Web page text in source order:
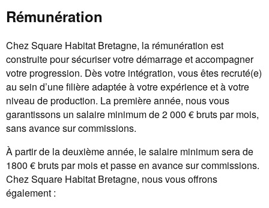
Rémunération
Chez Square Habitat Bretagne, la rémunération est
construite pour sécuriser votre démarrage et accompagner
votre progression. Dès votre intégration, vous êtes recruté(e)
au sein d’une filière adaptée à votre expérience et à votre
niveau de production. La première année, nous vous
garantissons un salaire minimum de 2 000 € bruts par mois,
sans avance sur commissions.
À partir de la deuxième année, le salaire minimum sera de
1800 € bruts par mois et passe en avance sur commissions.
Chez Square Habitat Bretagne, nous vous offrons
également :